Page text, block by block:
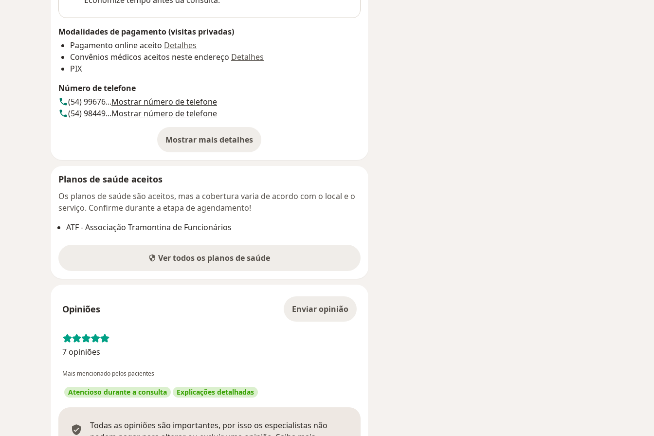
Modalidades de pagamento (visitas privadas)
Pagamento online aceito Detalhes
Convênios médicos aceitos neste endereço Detalhes
PIX
Número de telefone
(54) 99676...Mostrar número de telefone
(54) 98449...Mostrar número de telefone
Mostrar mais detalhes
sobre o endereço
Planos de saúde aceitos
Os planos de saúde são aceitos, mas a cobertura varia de acordo com o local e o
serviço. Confirme durante a etapa de agendamento!
ATF - Associação Tramontina de Funcionários
Ver todos os planos de saúde
Opiniões Enviar opinião
7 opiniões
Mais mencionado pelos pacientes
Atencioso durante a consulta Explicações detalhadas
Todas as opiniões são importantes, por isso os especialistas não